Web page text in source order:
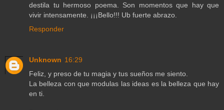
destila tu hermoso poema. Son momentos que hay que
vivir intensamente. ¡¡¡Bello!!! Ub fuerte abrazo.
Responder
Unknown 16:29
Feliz, y preso de tu magia y tus sueños me siento.
La belleza con que modulas las ideas es la belleza que hay
en ti.